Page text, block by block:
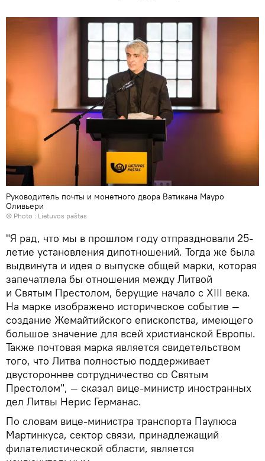
Руководитель почты и монетного двора Ватикана Мауро
Оливьери
© Photo : Lietuvos paštas
"Я рад, что мы в прошлом году отпраздновали 25-
летие установления дипотношений. Тогда же была
выдвинута и идея о выпуске общей марки, которая
запечатлела бы отношения между Литвой
и Святым Престолом, берущие начало с XIII века.
На марке изображено историческое событие —
создание Жемайтийского епископства, имеющего
большое значение для всей христианской Европы.
Также почтовая марка является свидетельством
того, что Литва полностью поддерживает
двустороннее сотрудничество со Святым
Престолом", — сказал вице-министр иностранных
дел Литвы Нерис Германас.
По словам вице-министра транспорта Паулюса
Мартинкуса, сектор связи, принадлежащий
филателистической области, является